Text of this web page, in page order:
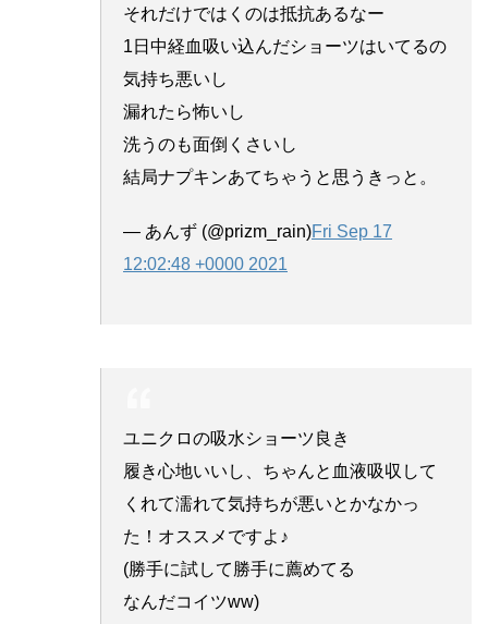
それだけではくのは抵抗あるなー
1日中経血吸い込んだショーツはいてるの
気持ち悪いし
漏れたら怖いし
洗うのも面倒くさいし
結局ナプキンあてちゃうと思うきっと。
— あんず (@prizm_rain)Fri Sep 17
12:02:48 +0000 2021
ユニクロの吸水ショーツ良き
履き心地いいし、ちゃんと血液吸収して
くれて濡れて気持ちが悪いとかなかっ
た！オススメですよ♪
(勝手に試して勝手に薦めてる
なんだコイツww)